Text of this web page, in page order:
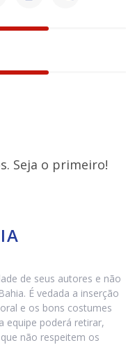
Seja o primeiro!
de seus autores e não
É vedada a inserção
e os bons costumes
equipe poderá retirar,
não respeitem os